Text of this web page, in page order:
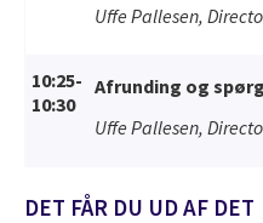
Uffe Pallesen,
10:25-
10:30
Afrunding og
Uffe Pallesen,
DET FÅR DU UD AF DET